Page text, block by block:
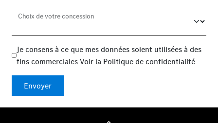
Choix de votre concession
Je consens à ce que mes données soient utilisées à des
fins commerciales Voir la Politique de confidentialité
Envoyer